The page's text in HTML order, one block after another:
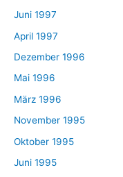
Juni 1997
April 1997
Dezember 1996
Mai 1996
März 1996
November 1995
Oktober 1995
Juni 1995